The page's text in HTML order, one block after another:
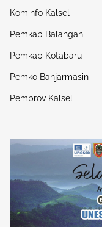
Kominfo Kalsel
Pemkab Balangan
Pemkab Kotabaru
Pemko Banjarmasin
Pemprov Kalsel